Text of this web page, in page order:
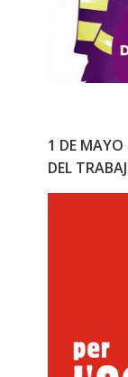
1 DE
DEL